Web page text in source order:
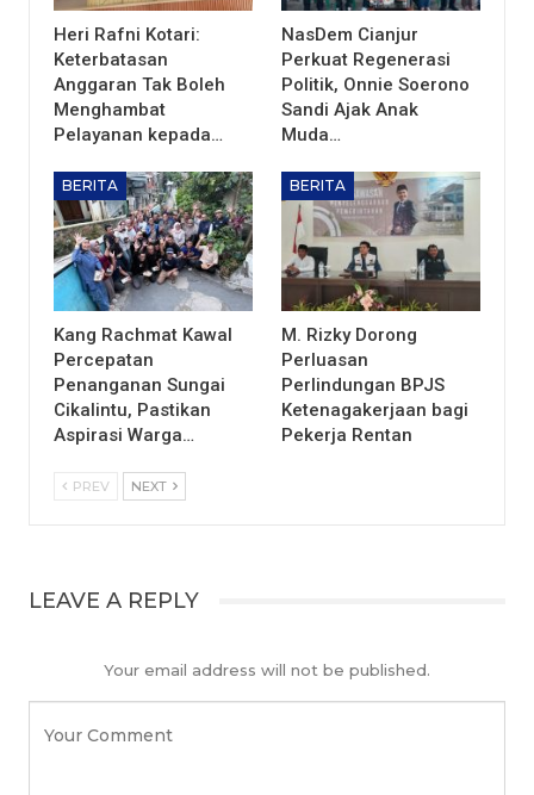
Heri Rafni Kotari:
Keterbatasan
Anggaran Tak Boleh
Menghambat
Pelayanan kepada…
NasDem Cianjur
Perkuat Regenerasi
Politik, Onnie Soerono
Sandi Ajak Anak
Muda…
BERITA
Kang Rachmat Kawal
Percepatan
Penanganan Sungai
Cikalintu, Pastikan
Aspirasi Warga…
BERITA
M. Rizky Dorong
Perluasan
Perlindungan BPJS
Ketenagakerjaan bagi
Pekerja Rentan
PREV NEXT
LEAVE A REPLY
Your email address will not be published.